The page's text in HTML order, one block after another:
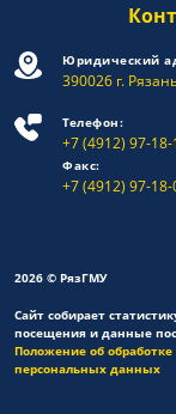
Юридический
390026 г.
Телефон:
+7 (4912) 97-
Факс:
+7 (4912) 97-
2026 © РязГМУ
Сайт собирает
посещения и данные
Положение об
персональных данных